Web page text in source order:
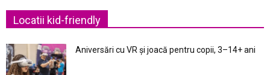
Locatii kid-friendly
Aniversări cu VR și joacă pentru copii, 3–14+ ani